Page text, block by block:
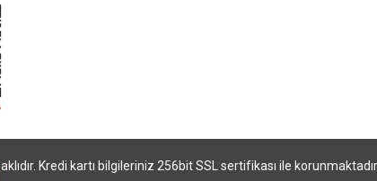
Kredi kartı bilgileriniz 256bit SSL sertifikası ile korunmaktadır.